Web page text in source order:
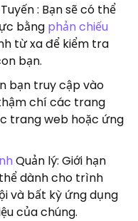
: Bạn sẽ có thể
bằng phản chiếu
từ xa để kiểm tra
bạn.
bạn truy cập vào
chí các trang
trang web hoặc ứng
Quản lý: Giới hạn
dành cho trình
và bất kỳ ứng dụng
của chúng.